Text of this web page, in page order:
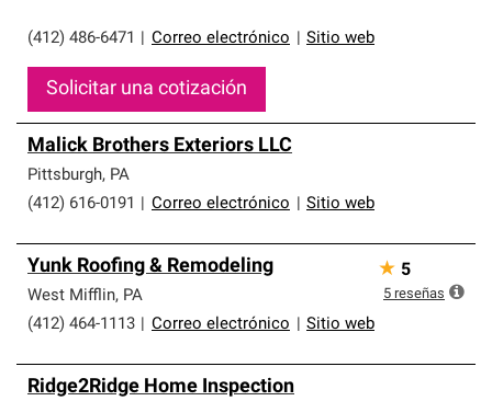
(412) 486-6471 Correo electrónico Sitio web
Solicitar una cotización
Malick Brothers Exteriors LLC
Pittsburgh, PA
(412) 616-0191
Correo electrónico Sitio web
Yunk Roofing & Remodeling
West Mifflin, PA
(412) 464-1113
Correo electrónico Sitio web
★ 5
5 reseñas
Ridge2Ridge Home Inspection